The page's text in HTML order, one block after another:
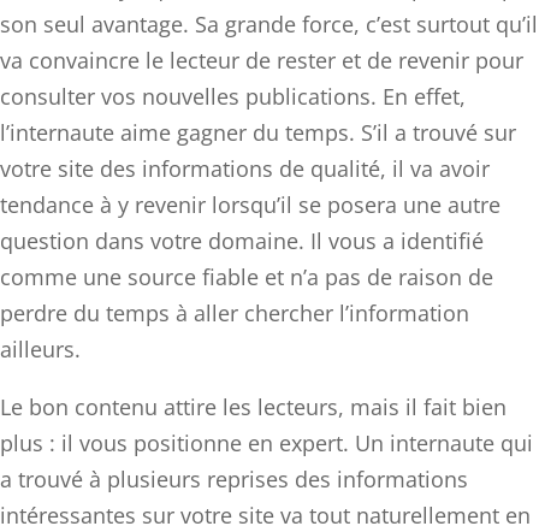
son seul avantage. Sa grande force, c’est surtout qu’il
va convaincre le lecteur de rester et de revenir pour
consulter vos nouvelles publications. En effet,
l’internaute aime gagner du temps. S’il a trouvé sur
votre site des informations de qualité, il va avoir
tendance à y revenir lorsqu’il se posera une autre
question dans votre domaine. Il vous a identifié
comme une source fiable et n’a pas de raison de
perdre du temps à aller chercher l’information
ailleurs.
Le bon contenu attire les lecteurs, mais il fait bien
plus : il vous positionne en expert. Un internaute qui
a trouvé à plusieurs reprises des informations
intéressantes sur votre site va tout naturellement en